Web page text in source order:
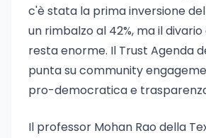
c'è stata la prima inversione
un rimbalzo al 42%, ma il divario
resta enorme. Il Trust Agenda
punta su community
pro-democratica e
Il professor Mohan Rao della